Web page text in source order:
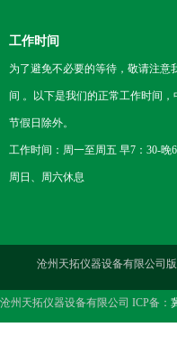
工作时间
为了避免不必要的等待，敬请注意
间 。以下是我们的正常工作时间，
节假日除外。
工作时间：周一至周五 早7：30-晚
周日、周六休息
沧州天拓仪器设备有限公司
沧州天拓仪器设备有限公司 ICP备：